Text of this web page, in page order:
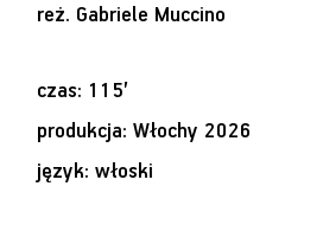
reż. Gabriele Muccino
czas: 115’
produkcja: Włochy 2026
język: włoski